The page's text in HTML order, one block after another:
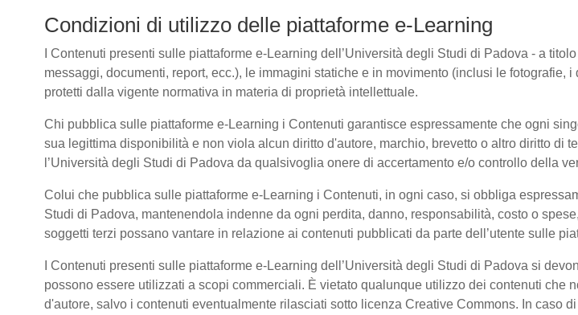
Condizioni di utilizzo delle piattaforme e-Learning
I Contenuti presenti sulle piattaforme e-Learning dell’Università degli Studi di Padova - a
messaggi, documenti, report, ecc.), le immagini statiche e in movimento (inclusi le
protetti dalla vigente normativa in materia di proprietà intellettuale.
Chi pubblica sulle piattaforme e-Learning i Contenuti garantisce espressamente che ogni
sua legittima disponibilità e non viola alcun diritto d'autore, marchio, brevetto o altro diritto di
l’Università degli Studi di Padova da qualsivoglia onere di accertamento e/o controllo della
Colui che pubblica sulle piattaforme e-Learning i Contenuti, in ogni caso, si obbliga
Studi di Padova, mantenendola indenne da ogni perdita, danno, responsabilità, costo o
soggetti terzi possano vantare in relazione ai contenuti pubblicati da parte dell’utente sulle
I Contenuti presenti sulle piattaforme e-Learning dell’Università degli Studi di Padova si
possono essere utilizzati a scopi commerciali. È vietato qualunque utilizzo dei contenuti
d'autore, salvo i contenuti eventualmente rilasciati sotto licenza Creative Commons. In caso